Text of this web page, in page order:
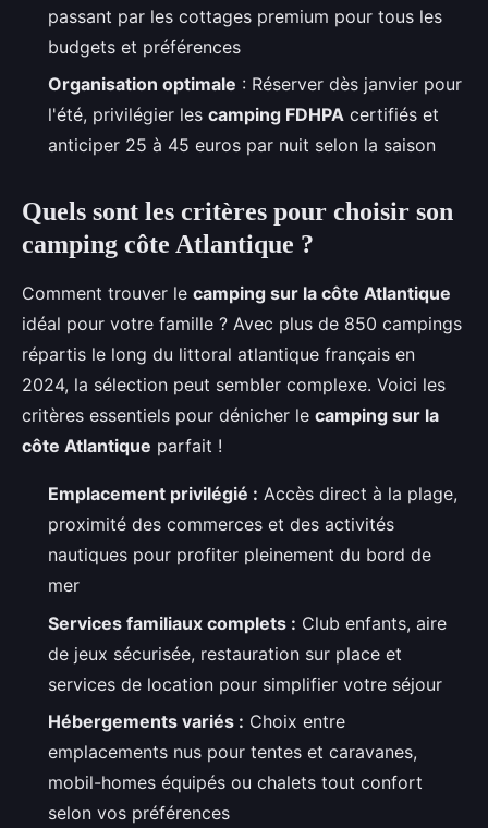
passant par les cottages premium pour tous les
budgets et préférences
Organisation optimale : Réserver dès janvier pour
l'été, privilégier les camping FDHPA certifiés et
anticiper 25 à 45 euros par nuit selon la saison
Quels sont les critères pour choisir son
camping côte Atlantique ?
Comment trouver le camping sur la côte Atlantique
idéal pour votre famille ? Avec plus de 850 campings
répartis le long du littoral atlantique français en
2024, la sélection peut sembler complexe. Voici les
critères essentiels pour dénicher le camping sur la
côte Atlantique parfait !
Emplacement privilégié : Accès direct à la plage,
proximité des commerces et des activités
nautiques pour profiter pleinement du bord de
mer
Services familiaux complets : Club enfants, aire
de jeux sécurisée, restauration sur place et
services de location pour simplifier votre séjour
Hébergements variés : Choix entre
emplacements nus pour tentes et caravanes,
mobil-homes équipés ou chalets tout confort
selon vos préférences